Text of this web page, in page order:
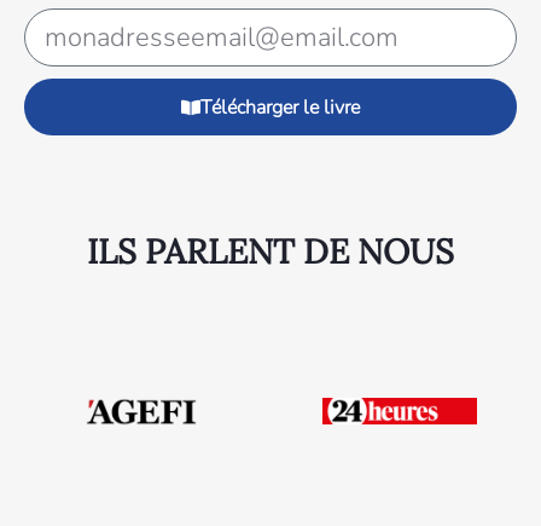
Télécharger le livre
ILS PARLENT DE NOUS